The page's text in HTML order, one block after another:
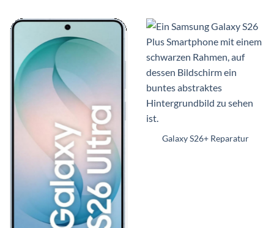
Galaxy S26+ Reparatur